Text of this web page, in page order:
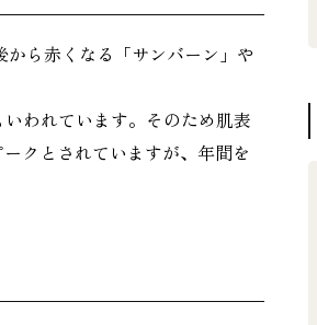
ら赤くなる「サンバーン」や
われています。そのため肌表
クとされていますが、年間を